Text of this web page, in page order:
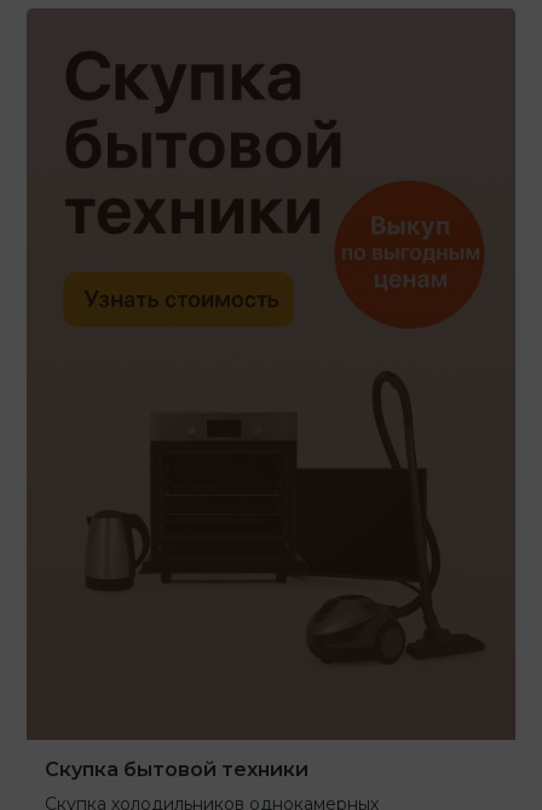
Скупка бытовой техники
Скупка холодильников однокамерных